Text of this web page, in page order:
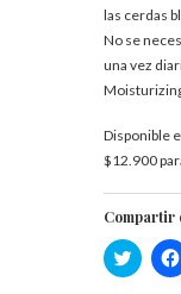
las cerdas
No se
una vez
Disponible
$12.900
Compartir
Haz
clic